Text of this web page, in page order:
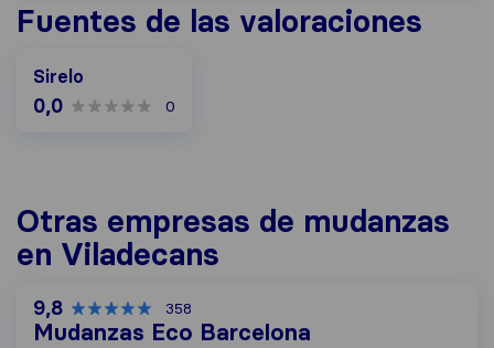
Fuentes de las valoraciones
Sirelo
0,0 0
Otras empresas de mudanzas
en Viladecans
9,8 358
Mudanzas Eco Barcelona